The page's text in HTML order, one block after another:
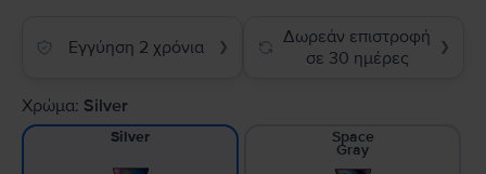
Εγγύηση 2 χρόνια ❯
Δωρεάν επιστροφή
σε 30 ημέρες
❯
Χρώμα: Silver
Silver Space
Gray